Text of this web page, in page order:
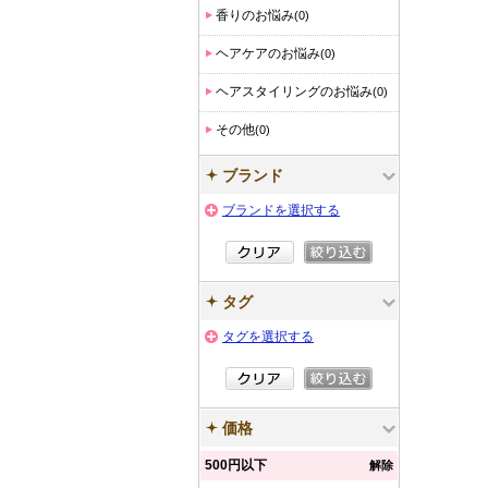
香りのお悩み(0)
ヘアケアのお悩み(0)
ヘアスタイリングのお悩み(0)
その他(0)
ブランド
ブランドを選択する
タグ
タグを選択する
価格
500円以下 解除